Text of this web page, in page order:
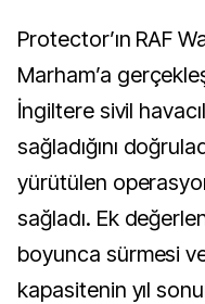
Protector’ın RAF
Marham’a
İngiltere sivil
sağladığını
yürütülen
sağladı. Ek
boyunca sürmesi
kapasitenin yıl